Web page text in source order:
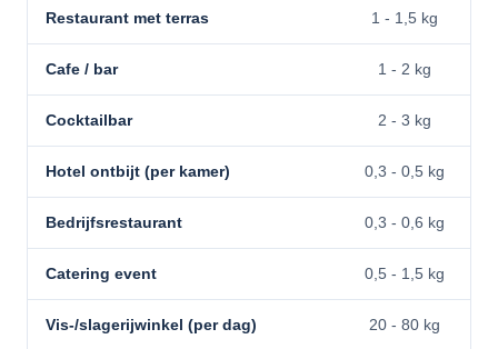
Restaurant met terras 1 - 1,5 kg
Cafe / bar 1 - 2 kg
Cocktailbar 2 - 3 kg
Hotel ontbijt (per kamer) 0,3 - 0,5 kg
Bedrijfsrestaurant 0,3 - 0,6 kg
Catering event 0,5 - 1,5 kg
Vis-/slagerijwinkel (per dag) 20 - 80 kg